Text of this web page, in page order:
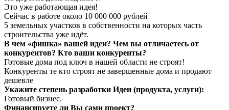
Это уже работающая идея!
Сейчас в работе около 10 000 000 рублей
5 земельных участков в собственности на которых часть
строительства уже идёт.
В чем «фишка» вашей идеи? Чем вы отличаетесь от
конкурентов? Кто ваши конкуренты?
Готовые дома под ключ в нашей области не строят!
Конкуренты те кто строят не завершенные дома и продают
дешевле
Укажите степень разработки Идеи (продукта, услуги):
Готовый бизнес.
Финансируете ли Вы сами проект?